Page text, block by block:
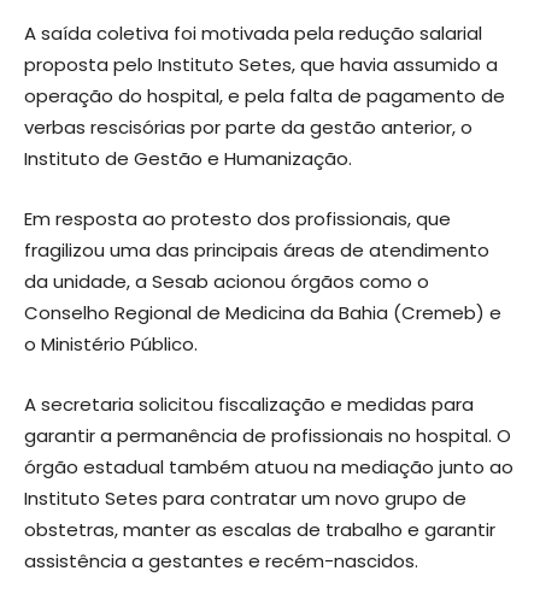
A saída coletiva foi motivada pela redução salarial
proposta pelo Instituto Setes, que havia assumido a
operação do hospital, e pela falta de pagamento de
verbas rescisórias por parte da gestão anterior, o
Instituto de Gestão e Humanização.
Em resposta ao protesto dos profissionais, que
fragilizou uma das principais áreas de atendimento
da unidade, a Sesab acionou órgãos como o
Conselho Regional de Medicina da Bahia (Cremeb) e
o Ministério Público.
A secretaria solicitou fiscalização e medidas para
garantir a permanência de profissionais no hospital. O
órgão estadual também atuou na mediação junto ao
Instituto Setes para contratar um novo grupo de
obstetras, manter as escalas de trabalho e garantir
assistência a gestantes e recém-nascidos.